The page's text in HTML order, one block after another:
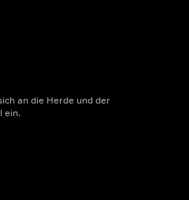
an die Herde und der
ein.